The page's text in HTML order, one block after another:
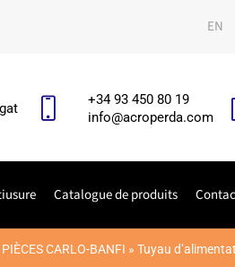
EN
+34 93 450 80 19
info@acroperda.com
Catalogue de produits
CARLO-BANFI » Tuyau